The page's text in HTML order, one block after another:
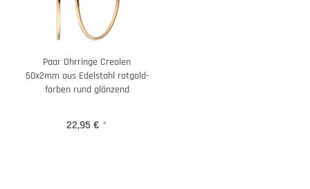
Paar Ohrringe Creolen
50x2mm aus Edelstahl rotgold-
farben rund glänzend
22,95 € *